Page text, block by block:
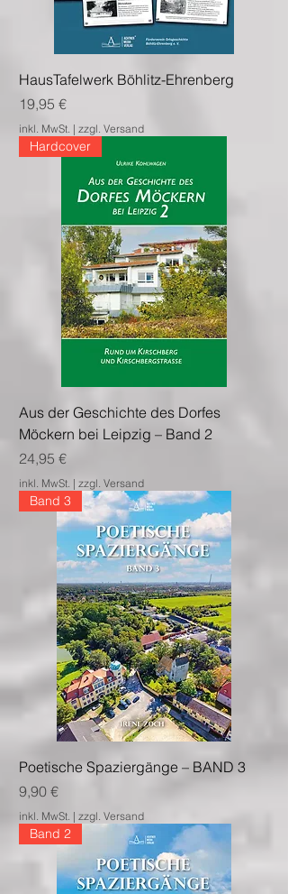
HausTafelwerk Böhlitz-Ehrenberg
Preis
19,95 €
inkl. MwSt. | zzgl. Versand
Hardcover
Aus der Geschichte des Dorfes
Möckern bei Leipzig – Band 2
Preis
24,95 €
inkl. MwSt. | zzgl. Versand
Band 3
Poetische Spaziergänge – BAND 3
Preis
9,90 €
inkl. MwSt. | zzgl. Versand
Band 2